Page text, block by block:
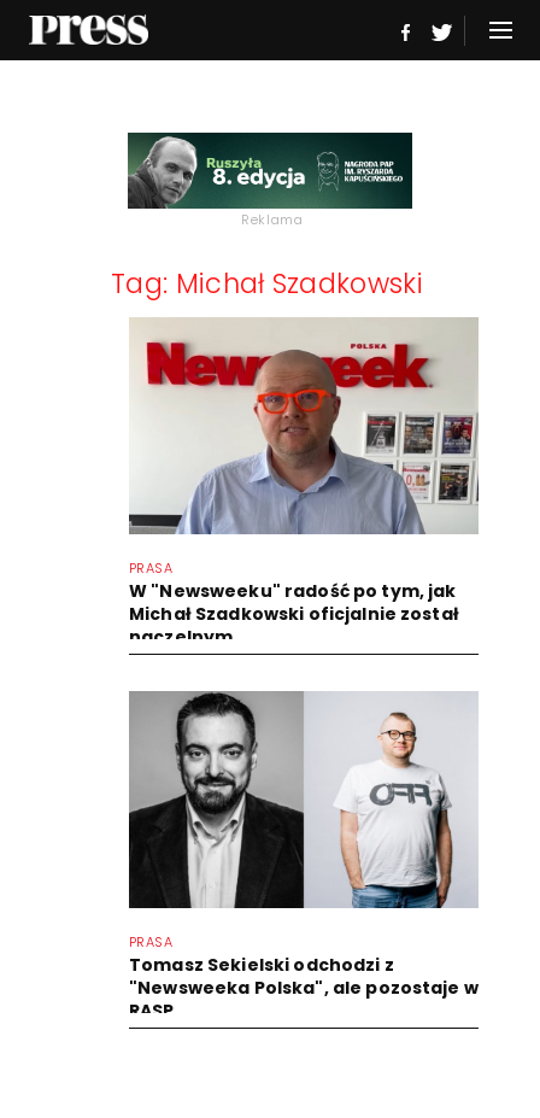
Reklama
Tag: Michał Szadkowski
PRASA
W "Newsweeku" radość po tym, jak
Michał Szadkowski oficjalnie został
naczelnym
PRASA
Tomasz Sekielski odchodzi z
"Newsweeka Polska", ale pozostaje w
RASP